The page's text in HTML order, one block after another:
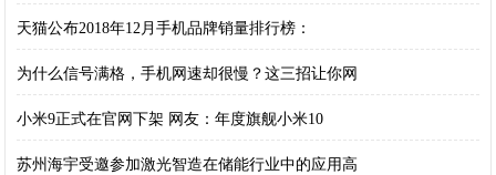
天猫公布2018年12月手机品牌销量排行榜：
为什么信号满格，手机网速却很慢？这三招让你网
小米9正式在官网下架 网友：年度旗舰小米10
苏州海宇受邀参加激光智造在储能行业中的应用高